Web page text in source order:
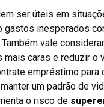
ser úteis em
gastos inesperados
vale
caras e reduzir o
empréstimo para
um padrão de
o risco de